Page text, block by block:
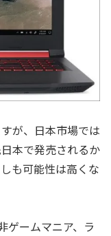
が、日本市場では
本で発売されるか
も可能性は高くな
ゲームマニア、ラ